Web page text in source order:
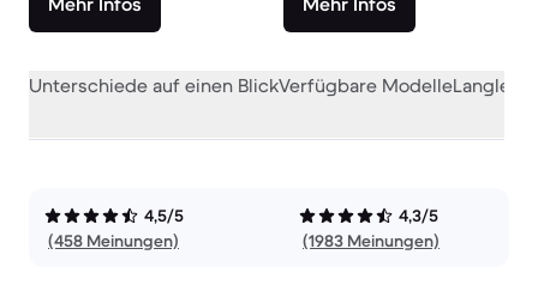
Unterschiede auf einen BlickVerfügbare Modelle
4,5/5
(458 Meinungen)
4,3/5
(1983 Meinungen)